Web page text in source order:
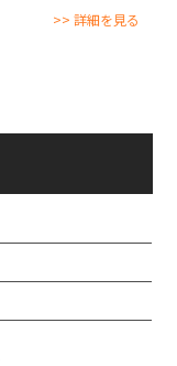
>> 詳細を見る